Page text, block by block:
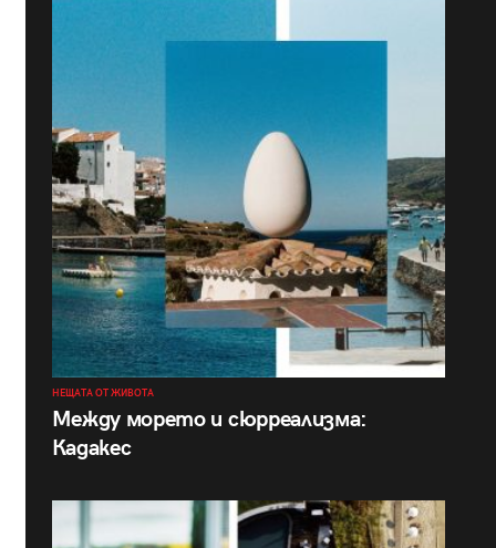
НЕЩАТА ОТ ЖИВОТА
Между морето и сюрреализма:
Кадакес